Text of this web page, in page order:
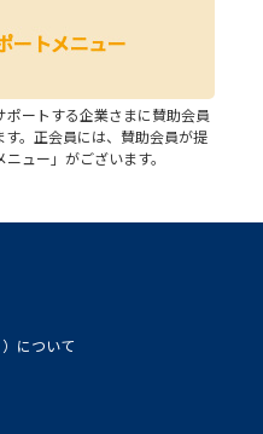
ポートする企業さまに賛助会員
す。正会員には、賛助会員が提
ュー」がございます。
について